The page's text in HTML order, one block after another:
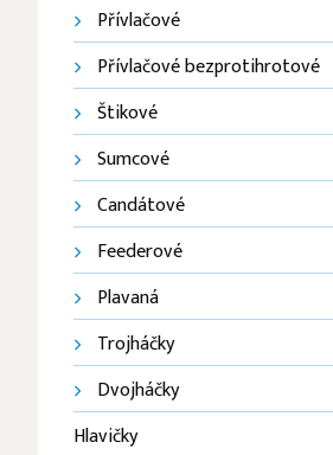
Přívlačové
Přívlačové bezprotihrotové
Štikové
Sumcové
Candátové
Feederové
Plavaná
Trojháčky
Dvojháčky
Hlavičky